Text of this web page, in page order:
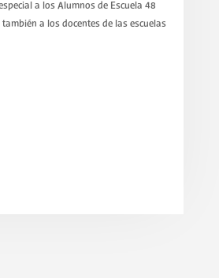
a los Alumnos de Escuela 48
también a los docentes de las escuelas